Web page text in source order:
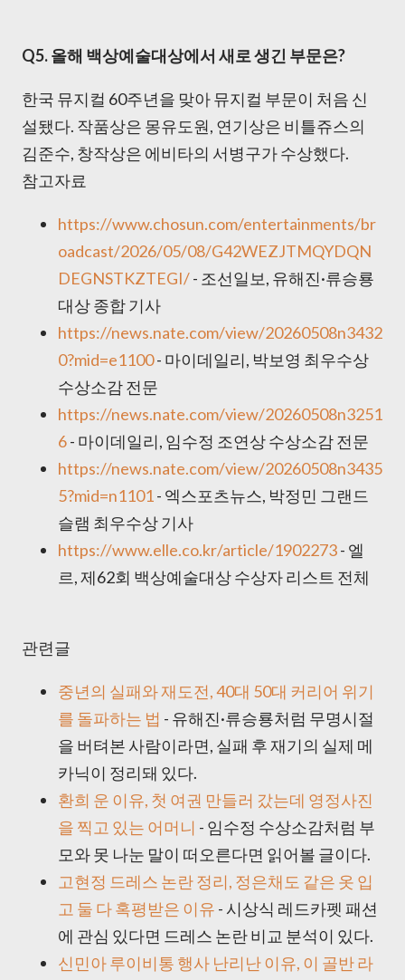
Q5. 올해 백상예술대상에서 새로 생긴 부문은?
한국 뮤지컬 60주년을 맞아 뮤지컬 부문이 처음 신
설됐다. 작품상은 몽유도원, 연기상은 비틀쥬스의
김준수, 창작상은 에비타의 서병구가 수상했다.
참고자료
https://www.chosun.com/entertainments/br
oadcast/2026/05/08/G42WEZJTMQYDQN
DEGNSTKZTEGI/- 조선일보, 유해진·류승룡
대상 종합 기사
https://news.nate.com/view/20260508n3432
0?mid=e1100- 마이데일리, 박보영 최우수상
수상소감 전문
https://news.nate.com/view/20260508n3251
6- 마이데일리, 임수정 조연상 수상소감 전문
https://news.nate.com/view/20260508n3435
5?mid=n1101- 엑스포츠뉴스, 박정민 그랜드
슬램 최우수상 기사
https://www.elle.co.kr/article/1902273- 엘
르, 제62회 백상예술대상 수상자 리스트 전체
관련글
중년의 실패와 재도전, 40대 50대 커리어 위기
를 돌파하는 법 - 유해진·류승룡처럼 무명시절
을 버텨본 사람이라면, 실패 후 재기의 실제 메
카닉이 정리돼 있다.
환희 운 이유, 첫 여권 만들러 갔는데 영정사진
을 찍고 있는 어머니 - 임수정 수상소감처럼 부
모와 못 나눈 말이 떠오른다면 읽어볼 글이다.
고현정 드레스 논란 정리, 정은채도 같은 옷 입
고 둘 다 혹평받은 이유 - 시상식 레드카펫 패션
에 관심 있다면 드레스 논란 비교 분석이 있다.
신민아 루이비통 행사 난리난 이유, 이 골반 라